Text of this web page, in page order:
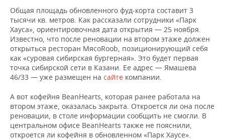
Общая площадь обновленного фуд-корта составит 3
тысячи кв. метров. Как рассказали сотрудники «Парк
Хауса», ориентировочная дата открытия — 25 ноября.
Известно, что после реновации на втором этаже должен
открыться ресторан МясоRoob, позиционирующий себя
как «суровая сибирская бургерная». Это будет первая
точка сибирской сети в Казани. Ее адрес — Ямашева
46/33 — уже размещен на сайте компании.
А вот кофейня BeanHearts, которая ранее работала на
втором этаже, оказалась закрыта. Откроется ли она после
реновации, в столе информации сообщить не смогли. В
центральном офисе BeanHearts также не пояснили,
откроется ли кофейня в обновленном «Парк Хаусе».